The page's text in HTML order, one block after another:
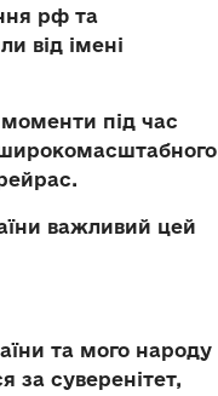
рф та
від імені
під час
широкомасштабного
важливий цей
та мого народу
за суверенітет,